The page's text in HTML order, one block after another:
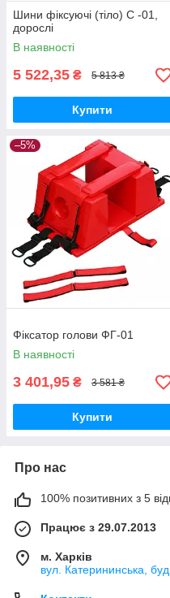
Шини фіксуючі (тіло) С -01,
дорослі
В наявності
5 522,35 ₴ 5 813 ₴
Купити
–5%
Фіксатор голови ФГ-01
В наявності
3 401,95 ₴ 3 581 ₴
Купити
Про нас
100% позитивних з 5
Працює з 29.07.2013
м. Харків
вул. Катерининська,